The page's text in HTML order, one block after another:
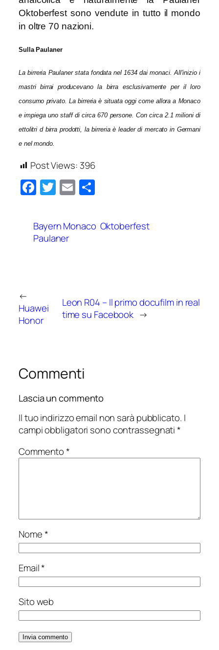
Oktoberfest sono vendute in tutto il mondo
in oltre 70 nazioni.
Sulla Paulaner
La birreria Paulaner stata fondata nel 1634 dai monaci. All’inizio i
mastri birrai producevano la birra esclusivamente per il loro
consumo privato. La birreria è situata oggi come allora a Monaco
e impiega uno staff di circa 670 persone. Con circa 2.1 milioni di
ettolitri d birra prodotti, la birreria è leader di mercato in Germani
e nel mondo.
Post Views: 396
Facebook
Twitter
Email
Bayern Monaco Oktoberfest
Paulaner
←
Huawei
Honor
Leon R04 – Il primo docufilm in real
time su Facebook →
Commenti
Lascia un commento
Il tuo indirizzo email non sarà pubblicato. I
campi obbligatori sono contrassegnati*
Commento*
Nome*
Email*
Sito web